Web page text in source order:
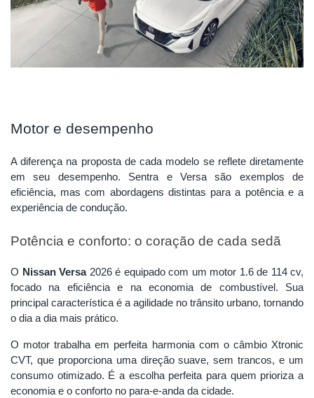
Motor e desempenho
A diferença na proposta de cada modelo se reflete diretamente
em seu desempenho. Sentra e Versa são exemplos de
eficiência, mas com abordagens distintas para a potência e a
experiência de condução.
Potência e conforto: o coração de cada sedã
O Nissan Versa2026 é equipado com um motor 1.6 de 114 cv,
focado na eficiência e na economia de combustível. Sua
principal característica é a agilidade no trânsito urbano, tornando
o dia a dia mais prático.
O motor trabalha em perfeita harmonia com o câmbio Xtronic
CVT, que proporciona uma direção suave, sem trancos, e um
consumo otimizado. É a escolha perfeita para quem prioriza a
economia e o conforto no para-e-anda da cidade.